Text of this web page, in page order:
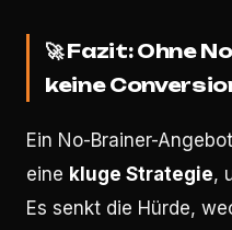
🚀Fazit: Ohne
keine
Ein No-Brainer-
eine kluge Strategie,
Es senkt die Hürde,